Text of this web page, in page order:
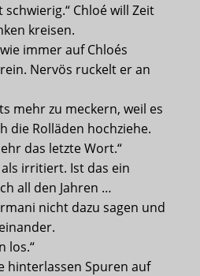
Chloé will Zeit
kreisen.
immer auf Chloés
Nervös ruckelt er an
mehr zu meckern, weil es
die Rolläden hochziehe.
das letzte Wort.“
irritiert. Ist das ein
all den Jahren …
nicht dazu sagen und
los.“
hinterlassen Spuren auf